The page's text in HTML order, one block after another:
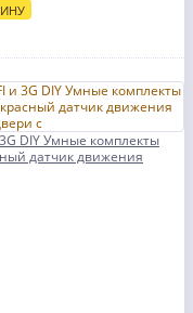
DIY Умные комплекты
датчик движения